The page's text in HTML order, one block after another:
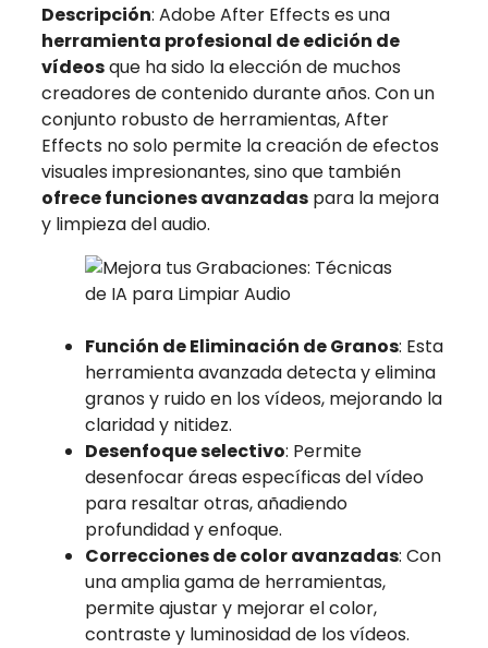
Descripción: Adobe After Effects es una
herramienta profesional de edición de
vídeosque ha sido la elección de muchos
creadores de contenido durante años. Con un
conjunto robusto de herramientas, After
Effects no solo permite la creación de efectos
visuales impresionantes, sino que también
ofrece funciones avanzadas para la mejora
y limpieza del audio.
Función de Eliminación de Granos: Esta
herramienta avanzada detecta y elimina
granos y ruido en los vídeos, mejorando la
claridad y nitidez.
Desenfoque selectivo: Permite
desenfocar áreas específicas del vídeo
para resaltar otras, añadiendo
profundidad y enfoque.
Correcciones de color avanzadas: Con
una amplia gama de herramientas,
permite ajustar y mejorar el color,
contraste y luminosidad de los vídeos.